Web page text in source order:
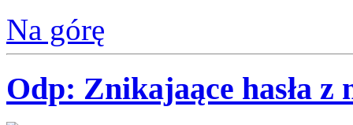
Na górę
Odp: Znikajaące hasła z